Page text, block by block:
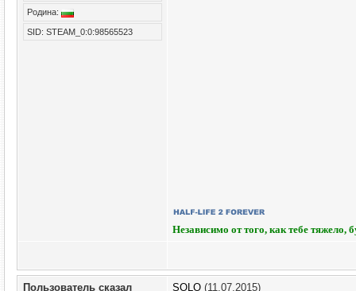
Родина:
SID: STEAM_0:0:98565523
Независимо от того, как тебе тяжело,
Пользователь сказал
SOLO (11.07.2015)